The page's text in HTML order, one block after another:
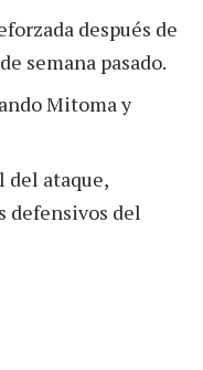
después de
semana pasado.
Mitoma y
del ataque,
defensivos del